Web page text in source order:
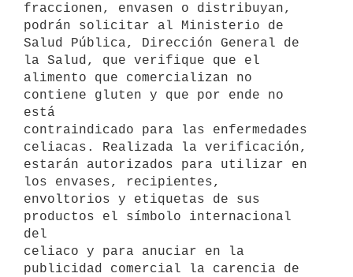
fraccionen, envasen o distribuyan,
podrán solicitar al Ministerio de
Salud Pública, Dirección General de
la Salud, que verifique que el
alimento que comercializan no
contiene gluten y que por ende no
está
contraindicado para las enfermedades
celiacas. Realizada la verificación,
estarán autorizados para utilizar en
los envases, recipientes,
envoltorios y etiquetas de sus
productos el símbolo internacional
del
celiaco y para anuciar en la
publicidad comercial la carencia de